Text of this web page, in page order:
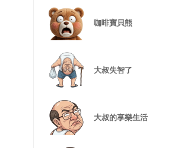
咖啡寶貝熊
大叔失智了
大叔的享樂生活